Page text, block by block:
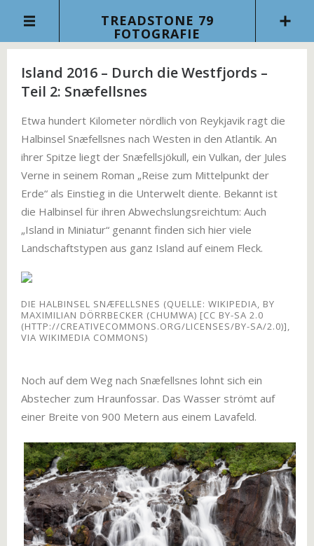
TREADSTONE 79
FOTOGRAFIE
Island 2016 – Durch die Westfjords –
Teil 2: Snæfellsnes
Etwa hundert Kilometer nördlich von Reykjavik ragt die
Halbinsel Snæfellsnes nach Westen in den Atlantik. An
ihrer Spitze liegt der Snæfellsjökull, ein Vulkan, der Jules
Verne in seinem Roman „Reise zum Mittelpunkt der
Erde“ als Einstieg in die Unterwelt diente. Bekannt ist
die Halbinsel für ihren Abwechslungsreichtum: Auch
„Island in Miniatur“ genannt finden sich hier viele
Landschaftstypen aus ganz Island auf einem Fleck.
DIE HALBINSEL SNÆFELLSNES (QUELLE: WIKIPEDIA, BY
MAXIMILIAN DÖRRBECKER (CHUMWA) [CC BY-SA 2.0
(HTTP://CREATIVECOMMONS.ORG/LICENSES/BY-SA/2.0)],
VIA WIKIMEDIA COMMONS)
Noch auf dem Weg nach Snæfellsnes lohnt sich ein
Abstecher zum Hraunfossar. Das Wasser strömt auf
einer Breite von 900 Metern aus einem Lavafeld.